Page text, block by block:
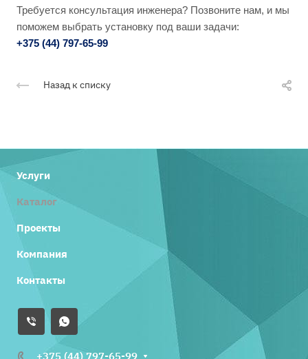
Требуется консультация инженера? Позвоните нам, и мы
поможем выбрать установку под ваши задачи:
+375 (44) 797-65-99
Назад к списку
Услуги
Каталог
Проекты
Компания
Контакты
+375 (44) 797-65-99